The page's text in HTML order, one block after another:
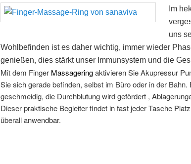
Im
uns
Wohlbefinden ist es daher wichtig, immer wieder
genießen, dies stärkt unser Immunsystem und die
Mit dem Finger Massageringaktivieren Sie Akupressur
Sie sich gerade befinden, selbst im Büro oder in der
geschmeidig, die Durchblutung wird gefördert ,
Dieser praktische Begleiter findet in fast jeder Tasche
überall anwendbar.